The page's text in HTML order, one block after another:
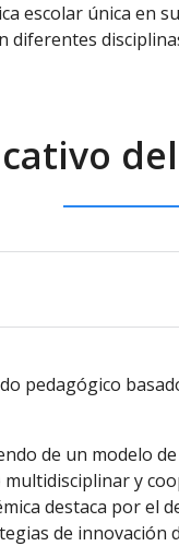
escolar única en
diferentes
pedagógico
de un modelo
multidisciplinar y
destaca por el
de innovación